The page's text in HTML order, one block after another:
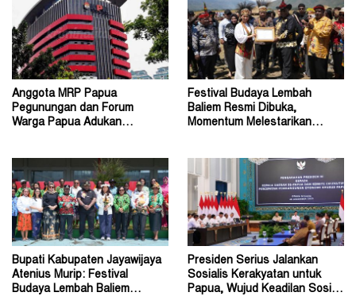
Anggota MRP Papua
Pegunungan dan Forum
Warga Papua Adukan
Festival Budaya Lembah
Baliem Resmi Dibuka,
Momentum Melestarikan
Bupati Kabupaten Jayawijaya
Atenius Murip: Festival
Budaya Lembah Baliem
Presiden Serius Jalankan
Sosialis Kerakyatan untuk
Papua, Wujud Keadilan Sosial